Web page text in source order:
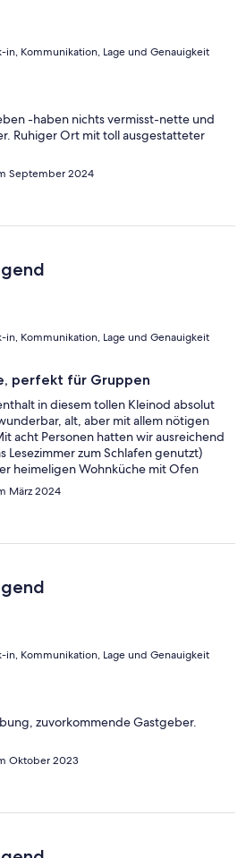
in, Kommunikation, Lage und Genauigkeit
-haben nichts vermisst-nette und
Ruhiger Ort mit toll ausgestatteter
September 2024
in, Kommunikation, Lage und Genauigkeit
perfekt für Gruppen
in diesem tollen Kleinod absolut
alt, aber mit allem nötigen
acht Personen hatten wir ausreichend
Lesezimmer zum Schlafen genutzt)
heimeligen Wohnküche mit Ofen
und die Badestelle am See
Wir können das Haus und die
März 2024
in, Kommunikation, Lage und Genauigkeit
zuvorkommende Gastgeber.
Oktober 2023